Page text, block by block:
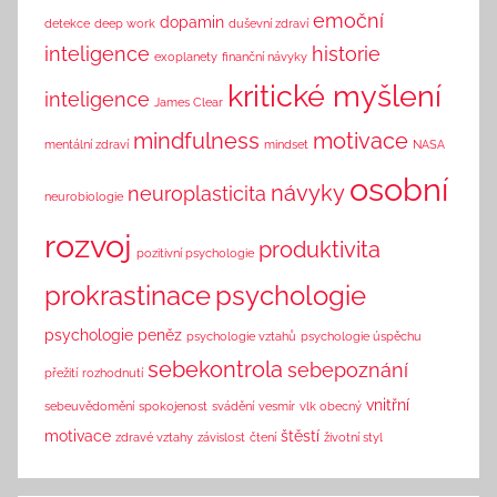
k
detekce deep work dopamin duševní zdraví emoční
inteligence exoplanety finanční návyky historie
inteligence James Clear kritické myšlení
mentální zdraví mindfulness mindset motivace NASA
neurobiologie neuroplasticita návyky osobní
rozvoj pozitivní psychologie produktivita
prokrastinacepsychologie
psychologie peněz psychologie vztahů psychologie úspěchu
přežití rozhodnutí sebekontrola sebepoznání
sebeuvědomění spokojenost svádění vesmír vlk obecný vnitřní
motivace zdravé vztahy závislost čtení štěstí životní styl